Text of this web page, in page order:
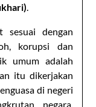
.
sesuai dengan
korupsi dan
umum adalah
itu dikerjakan
di negeri
negara,